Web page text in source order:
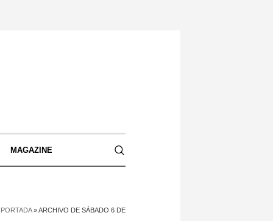
MAGAZINE
PORTADA»ARCHIVO DE SÁBADO 6 DE